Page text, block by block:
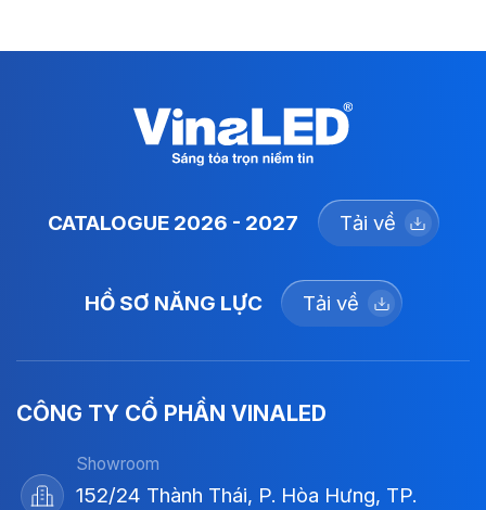
CATALOGUE 2026 - 2027 Tải về
HỒ SƠ NĂNG LỰC Tải về
CÔNG TY CỔ PHẦN VINALED
Showroom
152/24 Thành Thái, P. Hòa Hưng, TP.